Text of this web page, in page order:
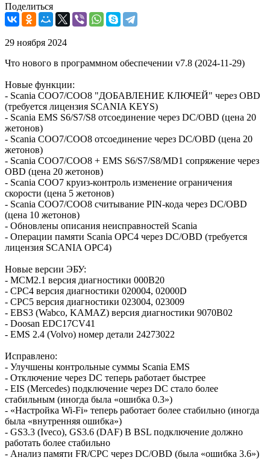
Поделиться
29 ноября 2024
Что нового в программном обеспечении v7.8 (2024-11-29)
Новые функции:
- Scania COO7/COO8 "ДОБАВЛЕНИЕ КЛЮЧЕЙ" через OBD
(требуется лицензия SCANIA KEYS)
- Scania EMS S6/S7/S8 отсоединение через DC/OBD (цена 20
жетонов)
- Scania COO7/COO8 отсоединение через DC/OBD (цена 20
жетонов)
- Scania COO7/COO8 + EMS S6/S7/S8/MD1 сопряжение через
OBD (цена 20 жетонов)
- Scania COO7 круиз-контроль изменение ограничения
скорости (цена 5 жетонов)
- Scania COO7/COO8 считывание PIN-кода через DC/OBD
(цена 10 жетонов)
- Обновлены описания неисправностей Scania
- Операции памяти Scania OPC4 через DC/OBD (требуется
лицензия SCANIA OPC4)
Новые версии ЭБУ:
- MCM2.1 версия диагностики 000B20
- CPC4 версия диагностики 020004, 02000D
- CPC5 версия диагностики 023004, 023009
- EBS3 (Wabco, KAMAZ) версия диагностики 9070B02
- Doosan EDC17CV41
- EMS 2.4 (Volvo) номер детали 24273022
Исправлено:
- Улучшены контрольные суммы Scania EMS
- Отключение через DC теперь работает быстрее
- EIS (Mercedes) подключение через DC стало более
стабильным (иногда была «ошибка 0.3»)
- «Настройка Wi-Fi» теперь работает более стабильно (иногда
была «внутренняя ошибка»)
- GS3.3 (Iveco), GS3.6 (DAF) B BSL подключение должно
работать более стабильно
- Анализ памяти FR/CPC через DC/OBD (была «ошибка 3.6»)